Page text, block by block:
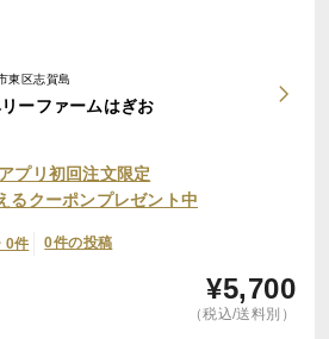
東区志賀島
ーファームはぎお
プリ初回注文限定
るクーポンプレゼント中
0件 0件の投稿
¥5,700
（税込/送料別）